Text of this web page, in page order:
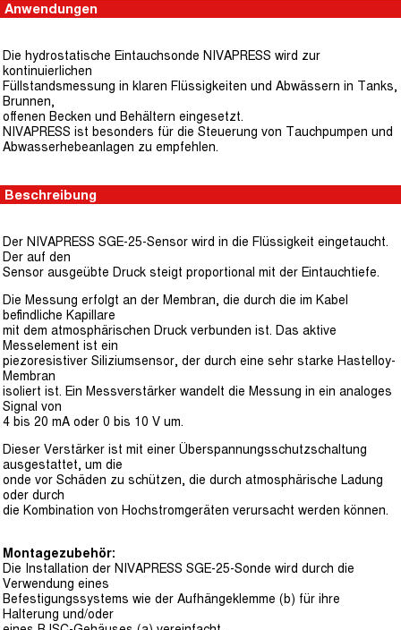
Anwendungen
Die hydrostatische Eintauchsonde NIVAPRESS wird zur
kontinuierlichen
Füllstandsmessung in klaren Flüssigkeiten und Abwässern in Tanks,
Brunnen,
offenen Becken und Behältern eingesetzt.
NIVAPRESS ist besonders für die Steuerung von Tauchpumpen und
Abwasserhebeanlagen zu empfehlen.
Beschreibung
Der NIVAPRESS SGE-25-Sensor wird in die Flüssigkeit eingetaucht.
Der auf den
Sensor ausgeübte Druck steigt proportional mit der Eintauchtiefe.
Die Messung erfolgt an der Membran, die durch die im Kabel
befindliche Kapillare
mit dem atmosphärischen Druck verbunden ist. Das aktive
Messelement ist ein
piezoresistiver Siliziumsensor, der durch eine sehr starke Hastelloy-
Membran
isoliert ist. Ein Messverstärker wandelt die Messung in ein analoges
Signal von
4 bis 20 mA oder 0 bis 10 V um.
Dieser Verstärker ist mit einer Überspannungsschutzschaltung
ausgestattet, um die
onde vor Schäden zu schützen, die durch atmosphärische Ladung
oder durch
die Kombination von Hochstromgeräten verursacht werden können.
Montagezubehör:
Die Installation der NIVAPRESS SGE-25-Sonde wird durch die
Verwendung eines
Befestigungssystems wie der Aufhängeklemme (b) für ihre
Halterung und/oder